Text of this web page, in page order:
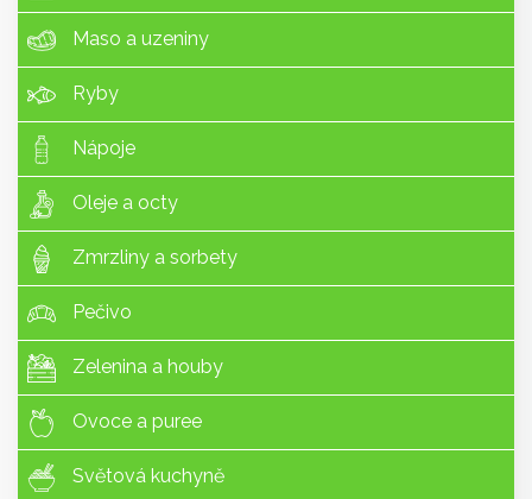
Maso a uzeniny
Ryby
Nápoje
Oleje a octy
Zmrzliny a sorbety
Pečivo
Zelenina a houby
Ovoce a puree
Světová kuchyně